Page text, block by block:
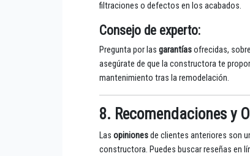
filtraciones o defectos en los acabados.
Consejo de experto:
Pregunta por las garantíasofrecidas,
asegúrate de que la constructora te
mantenimiento tras la remodelación.
8. Recomendaciones y
Las opinionesde clientes anteriores son
constructora. Puedes buscar reseñas en